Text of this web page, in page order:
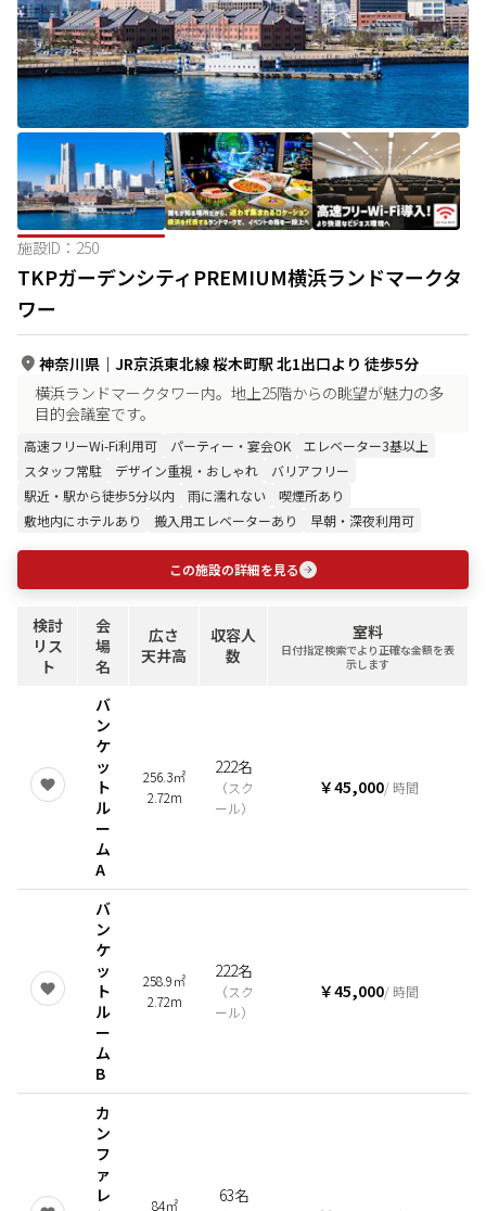
施設ID： 250
TKPガーデンシティPREMIUM横浜ランドマークタ
ワー
神奈川県 ｜ JR京浜東北線 桜木町駅 北1出口より 徒歩5分
横浜ランドマークタワー内。地上25階からの眺望が魅力の多
目的会議室です。
高速フリーWi-Fi利用可 パーティー・宴会OK
エレベーター3基以上
スタッフ常駐
デザイン重視・おしゃれ
バリアフリー
駅近・駅から徒歩5分以内
雨に濡れない
喫煙所あり
敷地内にホテルあり
搬入用エレベーターあり 早朝・深夜利用可
この施設の詳細を見る
検討
リス
ト
会
場
名
広さ
天井高
収容人
数
室料
日付指定検索でより正確な金額を表
示します
バ
ン
ケ
ッ
ト
ル
ー
ム
A
256.3㎡
2.72m
222名
（スク
ール）
￥45,000/ 時間
バ
ン
ケ
ッ
ト
ル
ー
ム
B
258.9㎡
2.72m
222名
（スク
ール）
￥45,000/ 時間
カ
ン
フ
ァ
レ
84㎡
63名